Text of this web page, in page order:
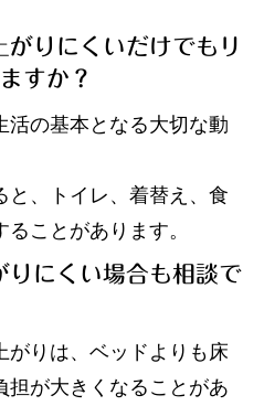
りにくいだけでもリ
すか？
活の基本となる大切な動
と、トイレ、着替え、食
ことがあります。
りにくい場合も相談で
がりは、ベッドよりも床
担が大きくなることがあ